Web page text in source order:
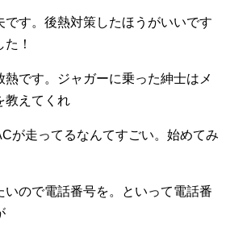
です。後熱対策したほうがいいです
！
熱です。ジャガーに乗った紳士はメ
教えてくれ
が走ってるなんてすごい。始めてみ
いので電話番号を。といって電話番